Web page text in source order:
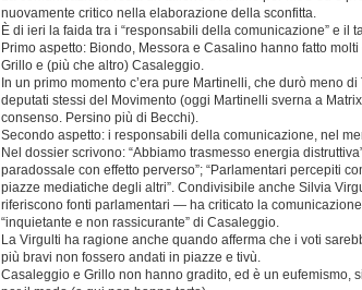
nuovamente critico nella elaborazione della sconfitta.
È di ieri la faida tra i “responsabili della comunicazione” e il
Primo aspetto: Biondo, Messora e Casalino hanno fatto
Grillo e (più che altro) Casaleggio.
In un primo momento c’era pure Martinelli, che durò meno
deputati stessi del Movimento (oggi Martinelli sverna a
consenso. Persino più di Becchi).
Secondo aspetto: i responsabili della comunicazione, nel
Nel dossier scrivono: “Abbiamo trasmesso energia
paradossale con effetto perverso”; “Parlamentari percepiti
piazze mediatiche degli altri”. Condivisibile anche Silvia
riferiscono fonti parlamentari — ha criticato la
“inquietante e non rassicurante” di Casaleggio.
La Virgulti ha ragione anche quando afferma che i voti
più bravi non fossero andati in piazze e tivù.
Casaleggio e Grillo non hanno gradito, ed è un eufemismo,